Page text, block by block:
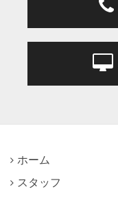
ホーム
スタッフ